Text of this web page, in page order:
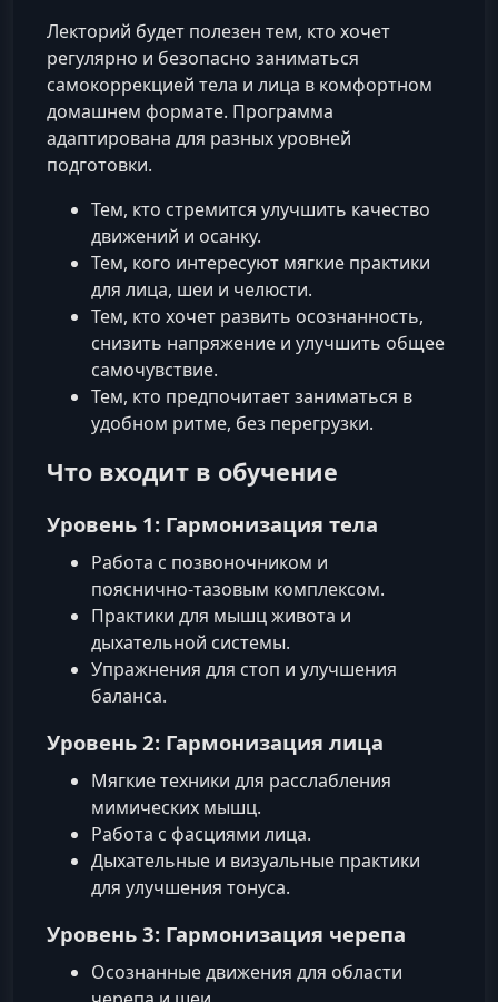
Лекторий будет полезен тем, кто хочет
регулярно и безопасно заниматься
самокоррекцией тела и лица в комфортном
домашнем формате. Программа
адаптирована для разных уровней
подготовки.
Тем, кто стремится улучшить качество
движений и осанку.
Тем, кого интересуют мягкие практики
для лица, шеи и челюсти.
Тем, кто хочет развить осознанность,
снизить напряжение и улучшить общее
самочувствие.
Тем, кто предпочитает заниматься в
удобном ритме, без перегрузки.
Что входит в обучение
Уровень 1: Гармонизация тела
Работа с позвоночником и
пояснично‑тазовым комплексом.
Практики для мышц живота и
дыхательной системы.
Упражнения для стоп и улучшения
баланса.
Уровень 2: Гармонизация лица
Мягкие техники для расслабления
мимических мышц.
Работа с фасциями лица.
Дыхательные и визуальные практики
для улучшения тонуса.
Уровень 3: Гармонизация черепа
Осознанные движения для области